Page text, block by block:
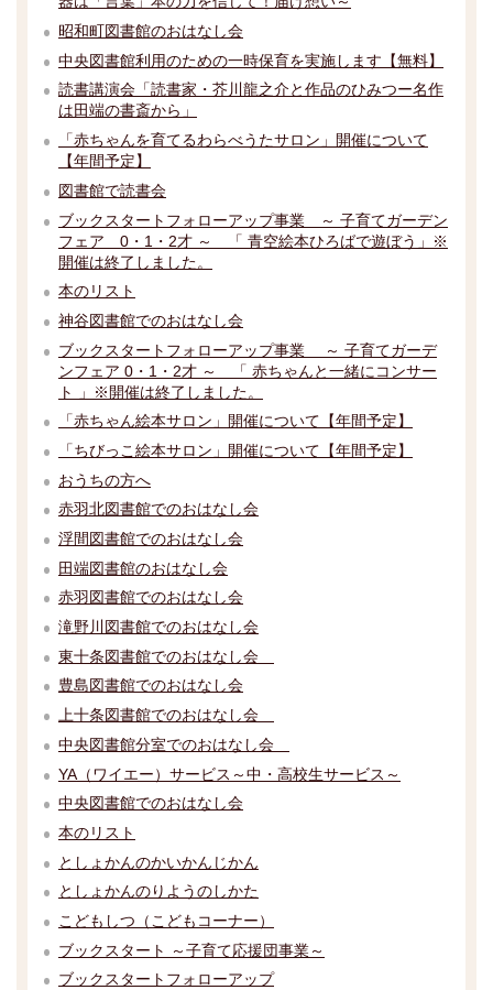
昭和町図書館のおはなし会
中央図書館利用のための一時保育を実施します【無料】
読書講演会「読書家・芥川龍之介と作品のひみつー名作
は田端の書斎から」
「赤ちゃんを育てるわらべうたサロン」開催について
【年間予定】
図書館で読書会
ブックスタートフォローアップ事業 ～ 子育てガーデン
フェア 0・1・2才 ～ 「 青空絵本ひろばで遊ぼう」※
開催は終了しました。
本のリスト
神谷図書館でのおはなし会
ブックスタートフォローアップ事業 ～ 子育てガーデ
ンフェア 0・1・2才 ～ 「 赤ちゃんと一緒にコンサー
ト 」※開催は終了しました。
「赤ちゃん絵本サロン」開催について【年間予定】
「ちびっこ絵本サロン」開催について【年間予定】
おうちの方へ
赤羽北図書館でのおはなし会
浮間図書館でのおはなし会
田端図書館のおはなし会
赤羽図書館でのおはなし会
滝野川図書館でのおはなし会
東十条図書館でのおはなし会
豊島図書館でのおはなし会
上十条図書館でのおはなし会
中央図書館分室でのおはなし会
YA（ワイエー）サービス～中・高校生サービス～
中央図書館でのおはなし会
本のリスト
としょかんのかいかんじかん
としょかんのりようのしかた
こどもしつ（こどもコーナー）
ブックスタート ～子育て応援団事業～
ブックスタートフォローアップ